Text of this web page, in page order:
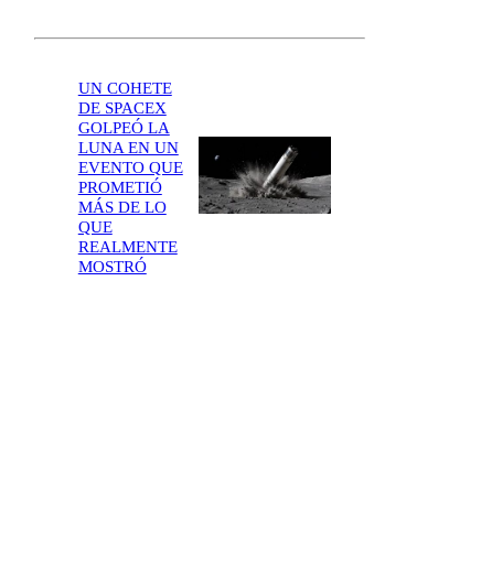
UN COHETE
DE SPACEX
GOLPEÓ LA
LUNA EN UN
EVENTO QUE
PROMETIÓ
MÁS DE LO
QUE
REALMENTE
MOSTRÓ